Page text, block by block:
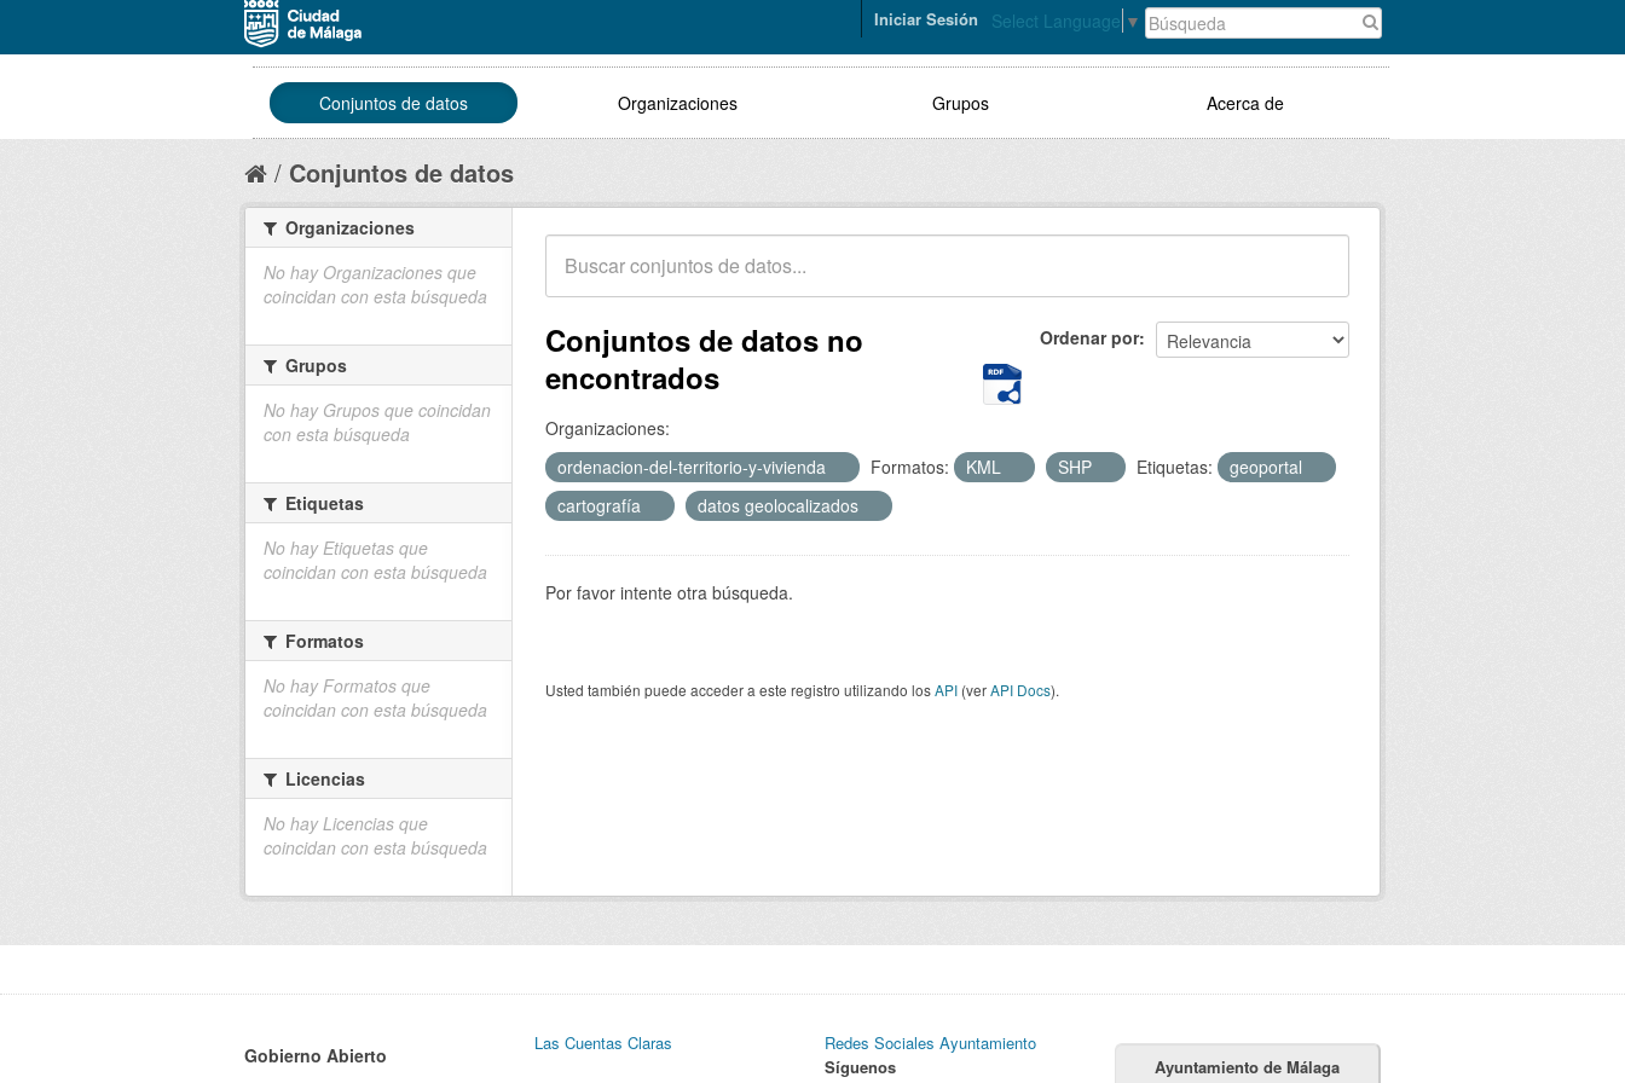
Select Language ▼
Iniciar Sesión
Conjuntos de datos Organizaciones Grupos Acerca de
Conjuntos de datos
Ordenar por
Conjuntos de datos no
encontrados
Organizaciones:
ordenacion-del-territorio-y-vivienda
Formatos: KML SHP Etiquetas:
geoportal
cartografía
datos geolocalizados
Por favor intente otra búsqueda.
Usted también puede acceder a este registro utilizando losAPI (verAPI Docs).
Organizaciones
No hay Organizaciones que
coincidan con esta búsqueda
Grupos
No hay Grupos que coincidan
con esta búsqueda
Etiquetas
No hay Etiquetas que
coincidan con esta búsqueda
Formatos
No hay Formatos que
coincidan con esta búsqueda
Licencias
No hay Licencias que
coincidan con esta búsqueda
Gobierno Abierto
Las Cuentas Claras
Redes Sociales Ayuntamiento
Síguenos
Ayuntamiento de Málaga